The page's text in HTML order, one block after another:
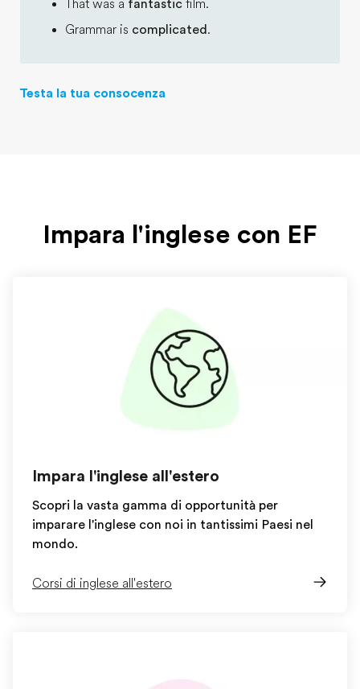
That was a fantastic film.
Grammar is complicated .
Testa la tua consocenza
Impara l'inglese con EF
Impara l'inglese all'estero
Scopri la vasta gamma di opportunità per
imparare l'inglese con noi in tantissimi Paesi nel
mondo.
Corsi di inglese all'estero